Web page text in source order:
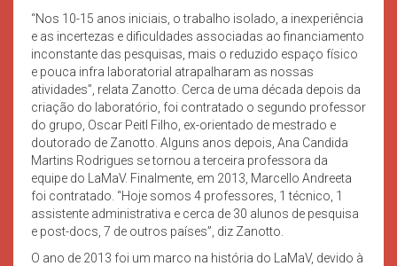
“Nos 10-15 anos iniciais, o trabalho isolado, a inexperiência
e as incertezas e dificuldades associadas ao financiamento
inconstante das pesquisas, mais o reduzido espaço físico
e pouca infra laboratorial atrapalharam as nossas
atividades”, relata Zanotto. Cerca de uma década depois da
criação do laboratório, foi contratado o segundo professor
do grupo, Oscar Peitl Filho, ex-orientado de mestrado e
doutorado de Zanotto. Alguns anos depois, Ana Candida
Martins Rodrigues se tornou a terceira professora da
equipe do LaMaV. Finalmente, em 2013, Marcello Andreeta
foi contratado. “Hoje somos 4 professores, 1 técnico, 1
assistente administrativa e cerca de 30 alunos de pesquisa
e post-docs, 7 de outros países”, diz Zanotto.
O ano de 2013 foi um marco na história do LaMaV, devido à